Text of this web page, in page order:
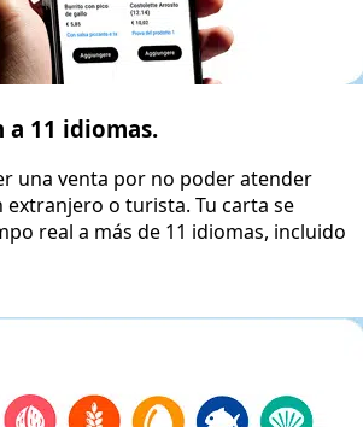
11 idiomas.
una venta por no poder atender
o turista. Tu carta se
real a más de 11 idiomas, incluido